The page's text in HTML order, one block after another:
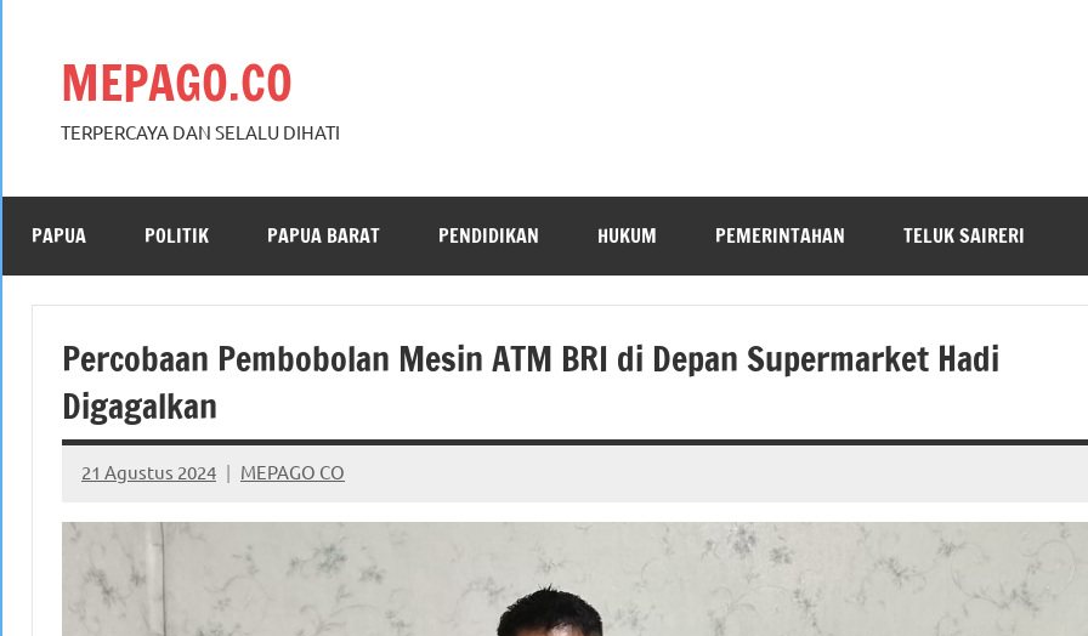
MEPAGO.CO
TERPERCAYA DAN SELALU DIHATI
PAPUA POLITIK PAPUA BARAT PENDIDIKAN HUKUM PEMERINTAHAN TELUK SAIRERI
Percobaan Pembobolan Mesin ATM BRI di Depan Supermarket Hadi
Digagalkan
21 Agustus 2024 MEPAGO CO
No
comments